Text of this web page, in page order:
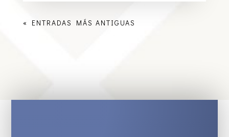
« ENTRADAS MÁS ANTIGUAS